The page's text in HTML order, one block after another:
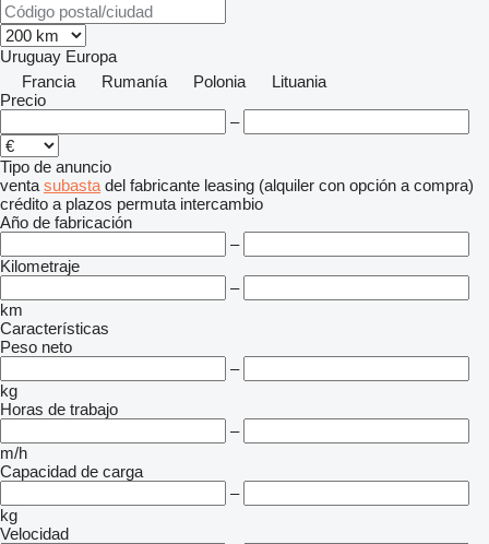
Uruguay Europa
Francia
Rumanía Polonia
Lituania
Precio
–
Tipo de anuncio
venta subasta del fabricante leasing (alquiler con opción a compra)
crédito a plazos permuta intercambio
Año de fabricación
–
Kilometraje
–
km
Características
Peso neto
–
kg
Horas de trabajo
–
m/h
Capacidad de carga
–
kg
Velocidad